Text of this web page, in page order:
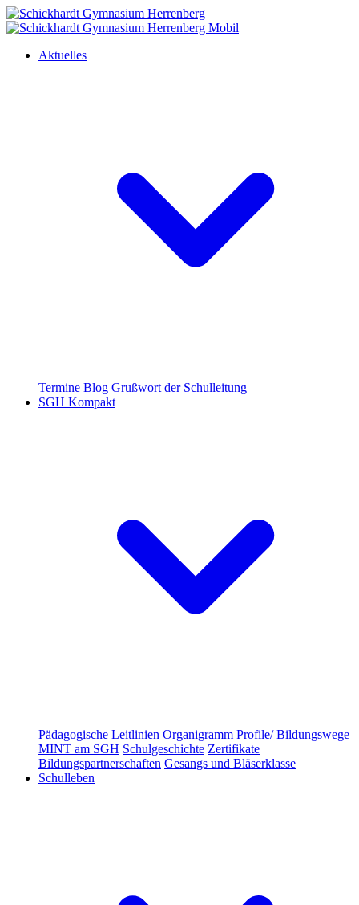
Aktuelles
Termine Blog Grußwort der Schulleitung
SGH Kompakt
Pädagogische Leitlinien Organigramm Profile/ Bildungswege
MINT am SGH Schulgeschichte Zertifikate
Bildungspartnerschaften Gesangs und Bläserklasse
Schulleben